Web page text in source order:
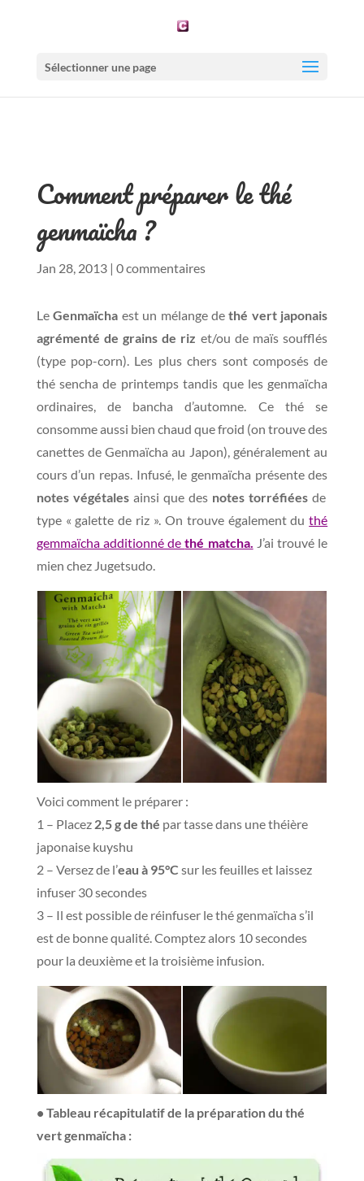
Sélectionner une page
Comment préparer le thé
genmaïcha ?
Jan 28, 2013| 0 commentaires
LeGenmaïcha est un mélange dethé vert japonais
agrémenté de grains de riz et/ou de maïs soufflés
(type pop-corn). Les plus chers sont composés de
thé sencha de printemps tandis que les genmaïcha
ordinaires, de bancha d’automne. Ce thé se
consomme aussi bien chaud que froid (on trouve des
canettes de Genmaïcha au Japon), généralement au
cours d’un repas. Infusé, le genmaïcha présente des
notes végétalesainsi que des notes torréfiées de
type « galette de riz ». On trouve également duthé
gemmaïcha additionné dethé matcha. J’ai trouvé le
mien chez Jugetsudo.
Voici comment le préparer :
1 – Placez 2,5 g de thé par tasse dans une théière
japonaise kuyshu
2 – Versez de l’eau à 95°C sur les feuilles et laissez
infuser 30 secondes
3 – Il est possible de réinfuser le thé genmaïcha s’il
est de bonne qualité. Comptez alors 10 secondes
pour la deuxième et la troisième infusion.
• Tableau récapitulatif de la préparation du thé
vert genmaïcha :